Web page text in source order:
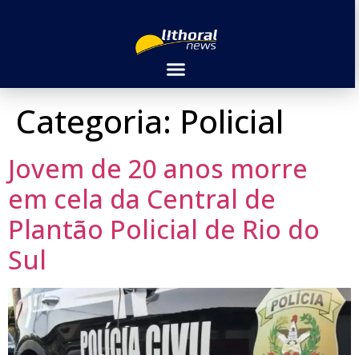
Categoria: Policial
Jovem de 20 anos morre
em cela da Central de
Plantão Policial de Rio do
Sul